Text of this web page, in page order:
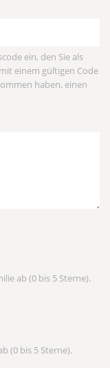
ein, den Sie als
einem gültigen Code
haben, einen
ab (0 bis 5 Sterne).
(0 bis 5 Sterne).